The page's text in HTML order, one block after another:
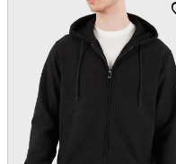
5DY1EM001052AF10013M1089.69